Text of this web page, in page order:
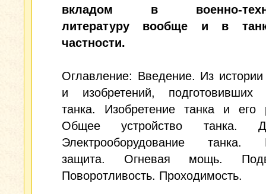
вкладом в военно-
литературу вообще и в
частности.
Оглавление: Введение. Из истории
и изобретений, подготовивших
танка. Изобретение танка и его
Общее устройство танка.
Электрооборудование танка.
защита. Огневая мощь.
Поворотливость. Проходимость.